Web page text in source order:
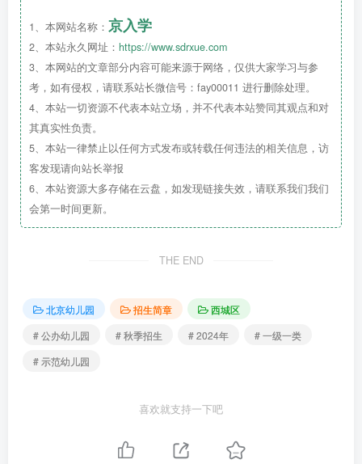
北京市西城区洁如幼儿园2024年秋季招生简章
1、本网站名称： 京入学
2、本站永久网址： https://www.sdrxue.com
3、本网站的文章部分内容可能来源于网络，仅供大家学习与参
考，如有侵权，请联系站长微信号：fay00011 进行删除处理。
4、本站一切资源不代表本站立场，并不代表本站赞同其观点和对
其真实性负责。
5、本站一律禁止以任何方式发布或转载任何违法的相关信息，访
客发现请向站长举报
6、本站资源大多存储在云盘，如发现链接失效，请联系我们我们
会第一时间更新。
THE END
北京幼儿园 招生简章
西城区
# 公办幼儿园
# 秋季招生 # 2024年
# 一级一类
# 示范幼儿园
喜欢就支持一下吧